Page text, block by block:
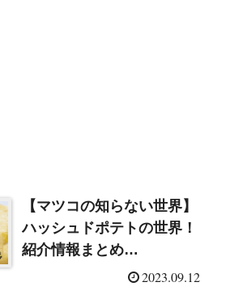
【マツコの知らない世界】
ハッシュドポテトの世界！
紹介情報まとめ
2023.09.12